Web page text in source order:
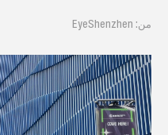
من: EyeShenzhen